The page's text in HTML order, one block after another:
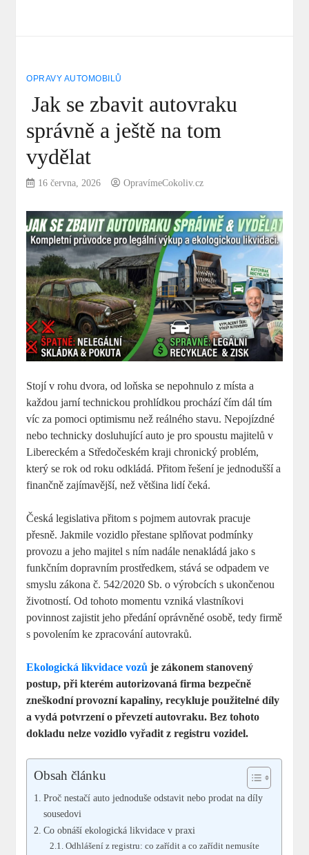
OPRAVY AUTOMOBILŮ
Jak se zbavit autovraku
správně a ještě na tom
vydělat
16 června, 2026 OpravímeCokoliv.cz
Stojí v rohu dvora, od loňska se nepohnulo z místa a
každou jarní technickou prohlídkou prochází čím dál tím
víc za pomoci optimismu než reálného stavu. Nepojízdné
nebo technicky dosluhující auto je pro spoustu majitelů v
Libereckém a Středočeském kraji chronický problém,
který se rok od roku odkládá. Přitom řešení je jednodušší a
finančně zajímavější, než většina lidí čeká.
Česká legislativa přitom s pojmem autovrak pracuje
přesně. Jakmile vozidlo přestane splňovat podmínky
provozu a jeho majitel s ním nadále nenakládá jako s
funkčním dopravním prostředkem, stává se odpadem ve
smyslu zákona č. 542/2020 Sb. o výrobcích s ukončenou
životností. Od tohoto momentu vzniká vlastníkovi
povinnost zajistit jeho předání oprávněné osobě, tedy firmě
s povolením ke zpracování autovraků.
Ekologická likvidace vozů je zákonem stanovený
postup, při kterém autorizovaná firma bezpečně
zneškodní provozní kapaliny, recykluje použitelné díly
a vydá potvrzení o převzetí autovraku. Bez tohoto
dokladu nelze vozidlo vyřadit z registru vozidel.
Obsah článku
Proč nestačí auto jednoduše odstavit nebo prodat na díly
sousedovi
Co obnáší ekologická likvidace v praxi
Odhlášení z registru: co zařídit a co zařídit nemusíte